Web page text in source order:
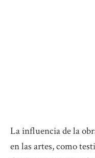
La influencia de la
en las artes, como